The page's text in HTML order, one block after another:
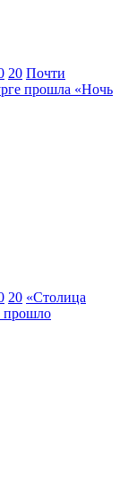
20 Почти
прошла «Ночь
20 «Столица
прошло